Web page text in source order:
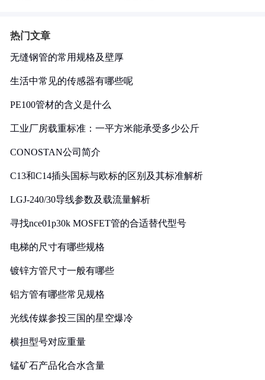
热门文章
无缝钢管的常用规格及壁厚
生活中常见的传感器有哪些呢
PE100管材的含义是什么
工业厂房载重标准：一平方米能承受多少公斤
CONOSTAN公司简介
C13和C14插头国标与欧标的区别及其标准解析
LGJ-240/30导线参数及载流量解析
寻找nce01p30k MOSFET管的合适替代型号
电梯的尺寸有哪些规格
镀锌方管尺寸一般有哪些
铝方管有哪些常见规格
光线传媒参投三国的星空爆冷
横担型号对应重量
锰矿石产品化合水含量